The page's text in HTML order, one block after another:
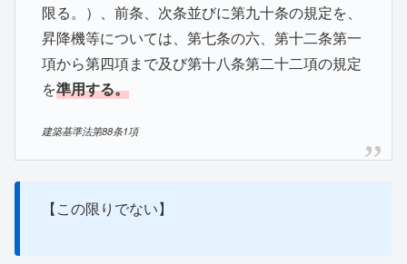
限る。）、前条、次条並びに第九十条の規定を、
昇降機等については、第七条の六、第十二条第一
項から第四項まで及び第十八条第二十二項の規定
を準用する。
建築基準法第88条1項
【この限りでない】